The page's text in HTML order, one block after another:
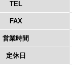
TEL
FAX
営業時間
定休日